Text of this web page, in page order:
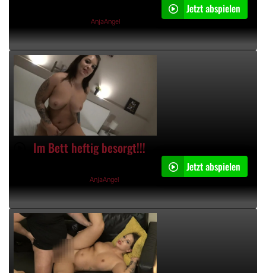
AnjaAngel
Jetzt abspielen
Im Bett heftig besorgt!!!
AnjaAngel
Jetzt abspielen